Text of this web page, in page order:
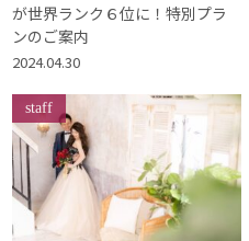
が世界ランク６位に！特別プラ
ンのご案内
2024.04.30
staff